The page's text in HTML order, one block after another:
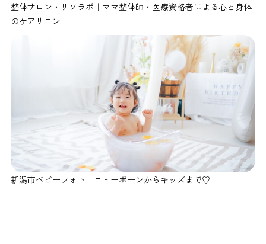
整体サロン・リソラボ｜ママ整体師・医療資格者による心と身体
のケアサロン
新潟市ベビーフォト ニューボーンからキッズまで♡